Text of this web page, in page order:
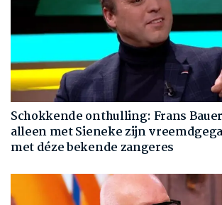
Schokkende onthulling: Frans
alleen met Sieneke zijn
met déze bekende zangeres